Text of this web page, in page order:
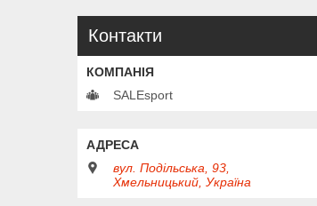
Контакти
SALEsport
вул. Подільська, 93,
Хмельницький, Україна